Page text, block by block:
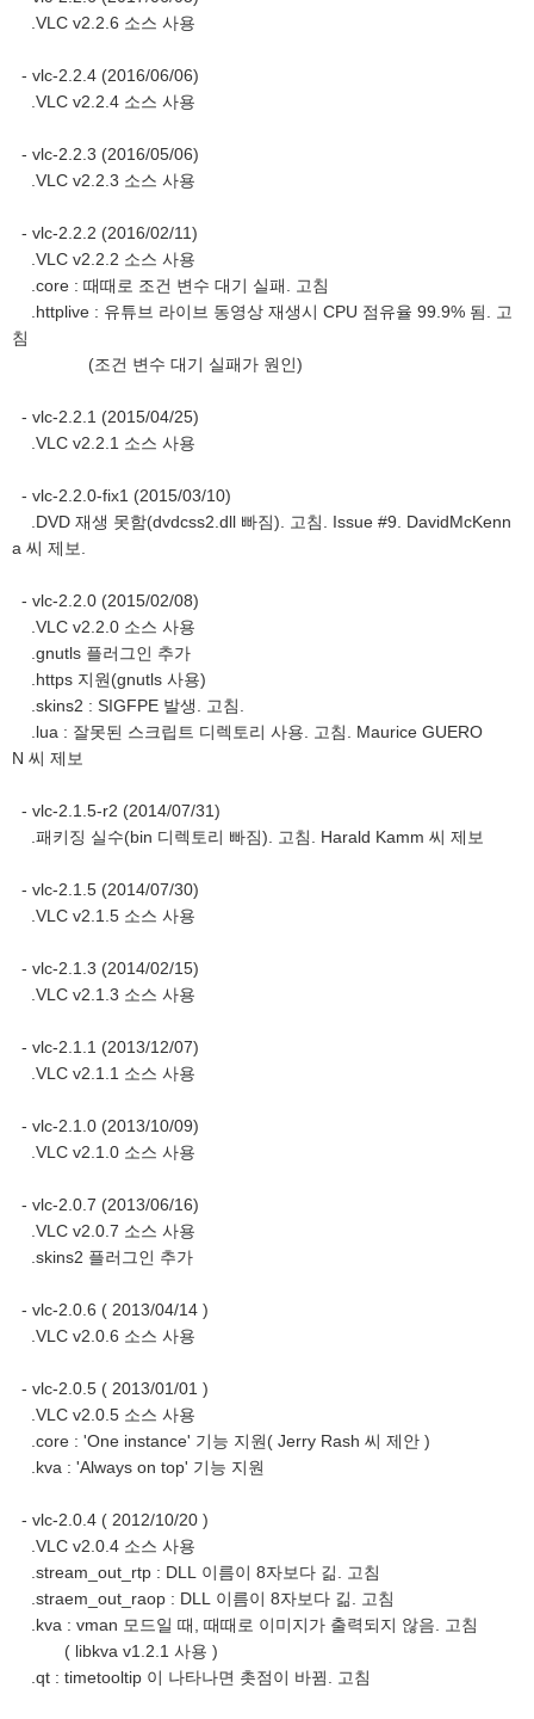
.VLC v2.2.6 소스 사용
- vlc-2.2.4 (2016/06/06)
.VLC v2.2.4 소스 사용
- vlc-2.2.3 (2016/05/06)
.VLC v2.2.3 소스 사용
- vlc-2.2.2 (2016/02/11)
.VLC v2.2.2 소스 사용
.core : 때때로 조건 변수 대기 실패. 고침
.httplive : 유튜브 라이브 동영상 재생시 CPU 점유율 99.9% 됨. 고
침
(조건 변수 대기 실패가 원인)
- vlc-2.2.1 (2015/04/25)
.VLC v2.2.1 소스 사용
- vlc-2.2.0-fix1 (2015/03/10)
.DVD 재생 못함(dvdcss2.dll 빠짐). 고침. Issue #9. DavidMcKenn
a 씨 제보.
- vlc-2.2.0 (2015/02/08)
.VLC v2.2.0 소스 사용
.gnutls 플러그인 추가
.https 지원(gnutls 사용)
.skins2 : SIGFPE 발생. 고침.
.lua : 잘못된 스크립트 디렉토리 사용. 고침. Maurice GUERO
N 씨 제보
- vlc-2.1.5-r2 (2014/07/31)
.패키징 실수(bin 디렉토리 빠짐). 고침. Harald Kamm 씨 제보
- vlc-2.1.5 (2014/07/30)
.VLC v2.1.5 소스 사용
- vlc-2.1.3 (2014/02/15)
.VLC v2.1.3 소스 사용
- vlc-2.1.1 (2013/12/07)
.VLC v2.1.1 소스 사용
- vlc-2.1.0 (2013/10/09)
.VLC v2.1.0 소스 사용
- vlc-2.0.7 (2013/06/16)
.VLC v2.0.7 소스 사용
.skins2 플러그인 추가
- vlc-2.0.6 ( 2013/04/14 )
.VLC v2.0.6 소스 사용
- vlc-2.0.5 ( 2013/01/01 )
.VLC v2.0.5 소스 사용
.core : 'One instance' 기능 지원( Jerry Rash 씨 제안 )
.kva : 'Always on top' 기능 지원
- vlc-2.0.4 ( 2012/10/20 )
.VLC v2.0.4 소스 사용
.stream_out_rtp : DLL 이름이 8자보다 긺. 고침
.straem_out_raop : DLL 이름이 8자보다 긺. 고침
.kva : vman 모드일 때, 때때로 이미지가 출력되지 않음. 고침
( libkva v1.2.1 사용 )
.qt : timetooltip 이 나타나면 촛점이 바뀜. 고침